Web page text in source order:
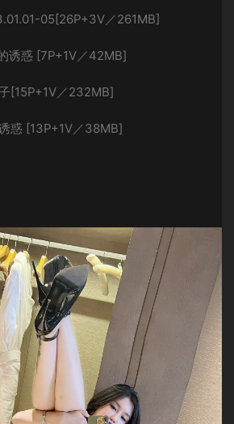
05[26P+3V／261MB]
诱惑 [7P+1V／42MB]
[15P+1V／232MB]
惑 [13P+1V／38MB]